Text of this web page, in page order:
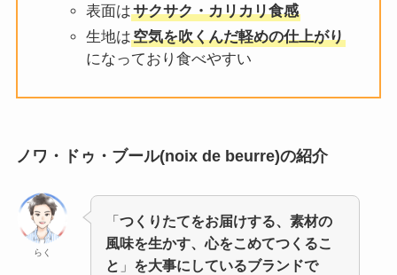
表面はサクサク・カリカリ食感
生地は空気を吹くんだ軽めの仕上がり
になっており食べやすい
ノワ・ドゥ・ブール(noix de beurre)の紹介
らく
「つくりたてをお届けする、素材の
風味を生かす、心をこめてつくるこ
と 」 を大事にしているブランドで